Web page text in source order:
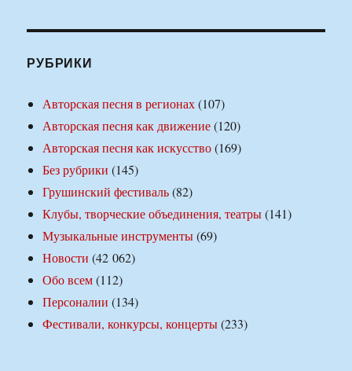
РУБРИКИ
Авторская песня в регионах(107)
Авторская песня как движение(120)
Авторская песня как искусство(169)
Без рубрики (145)
Грушинский фестиваль(82)
Клубы, творческие объединения, театры(141)
Музыкальные инструменты(69)
Новости (42 062)
Обо всем(112)
Персоналии (134)
Фестивали, конкурсы, концерты(233)